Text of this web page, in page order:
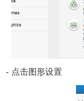
- 点击图形设置